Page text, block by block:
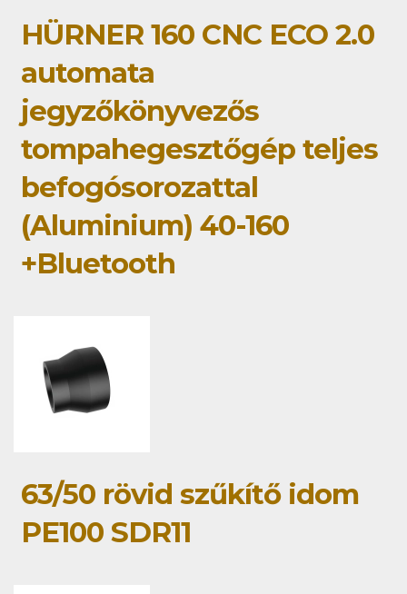
HÜRNER 160 CNC ECO 2.0
automata
jegyzőkönyvezős
tompahegesztőgép teljes
befogósorozattal
(Aluminium) 40-160
+Bluetooth
63/50 rövid szűkítő idom
PE100 SDR11